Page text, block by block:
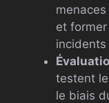
et
testent
le biais